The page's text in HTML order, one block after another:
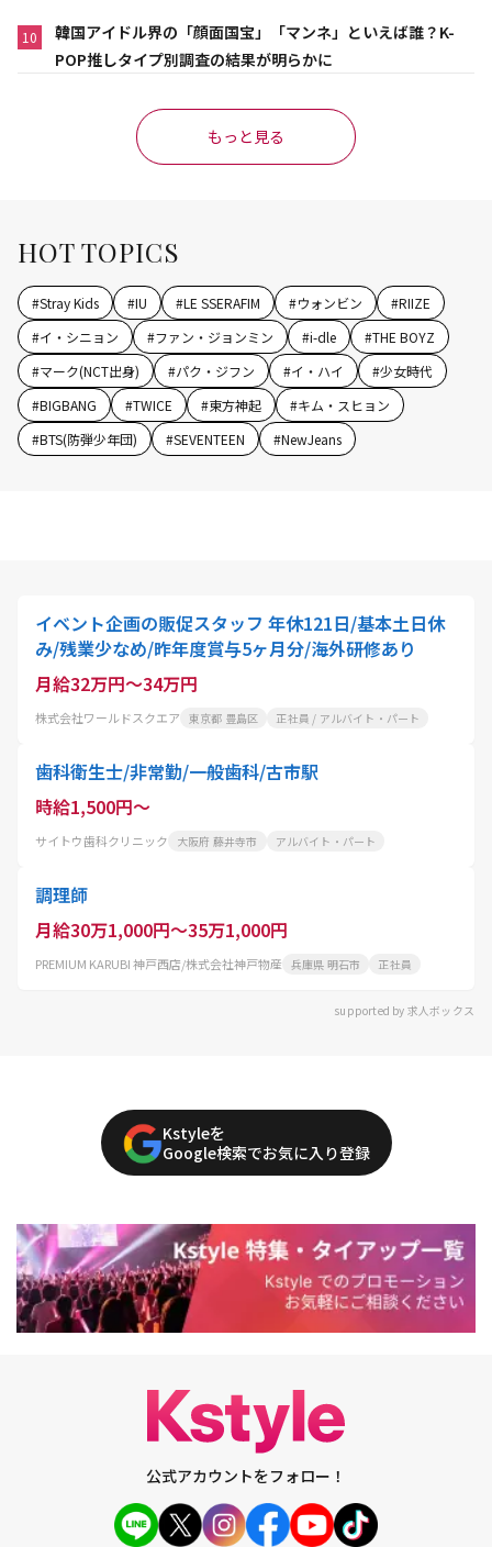
10
韓国アイドル界の「顔面国宝」「マンネ」といえば誰？K-
POP推しタイプ別調査の結果が明らかに
もっと見る
HOT TOPICS
#Stray Kids #IU #LE SSERAFIM #ウォンビン #RIIZE
#イ・シニョン #ファン・ジョンミン #i-dle #THE BOYZ
#マーク(NCT出身) #パク・ジフン #イ・ハイ #少女時代
#BIGBANG #TWICE #東方神起 #キム・スヒョン
#BTS(防弾少年団) #SEVENTEEN #NewJeans
イベント企画の販促スタッフ 年休121日/基本土日休
み/残業少なめ/昨年度賞与5ヶ月分/海外研修あり
月給32万円～34万円
株式会社ワールドスクエア 東京都 豊島区 正社員 / アルバイト・パート
歯科衛生士/非常勤/一般歯科/古市駅
時給1,500円～
サイトウ歯科クリニック 大阪府 藤井寺市 アルバイト・パート
調理師
月給30万1,000円～35万1,000円
PREMIUM KARUBI 神戸西店/株式会社神戸物産 兵庫県 明石市 正社員
supported by 求人ボックス
Kstyleを
Google検索でお気に入り登録
公式アカウントをフォロー！